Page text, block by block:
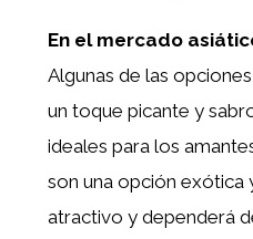
En el mercado
Algunas de las
un toque picante y
ideales para los
son una opción exótica
atractivo y dependerá